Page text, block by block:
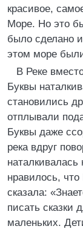
красивое,
Море. Но это
было сделано
этом море
В Реке
Буквы
становились
отплывали
Буквы даже
река вдруг
наталкивалась
нравилось,
сказала:
писать сказки
маленьких.